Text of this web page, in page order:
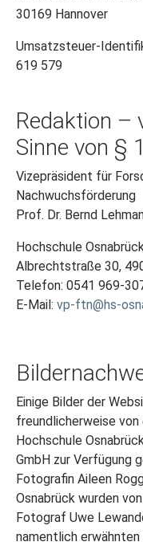
30169 Hannover
Umsatzsteuer-
619 579
Redaktion –
Sinne von §
Vizepräsident für
Nachwuchsförderung
Prof. Dr. Bernd
Hochschule
Albrechtstraße 30,
Telefon: 0541 969-
E-Mail: vp-ftn@hs-
Einige Bilder der
freundlicherweise von
Hochschule
GmbH zur Verfügung
Fotografin Aileen
Osnabrück wurden
Fotograf Uwe
namentlich